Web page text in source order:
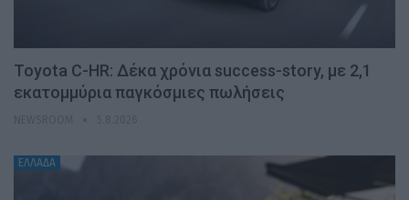
Toyota C-HR: Δέκα χρόνια success-story, με 2,1
εκατομμύρια παγκόσμιες πωλήσεις
ΕΛΛΑΔΑ